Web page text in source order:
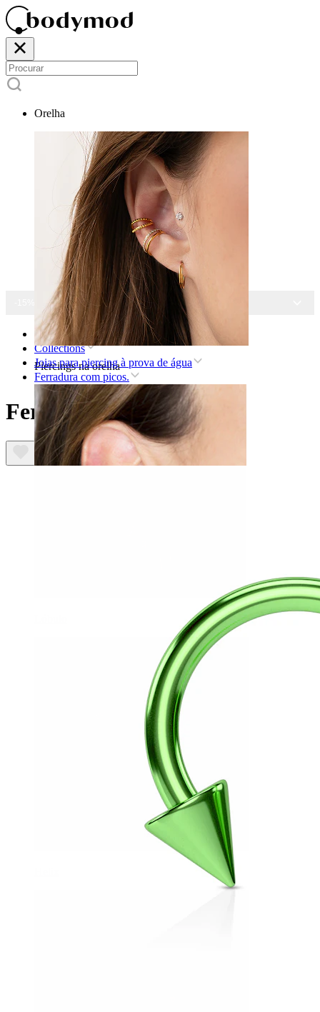
Orelha
Piercings na orelha
-15% EM TODAS AS JOIAS
Home
Collections
Joias para piercing à prova de água
Ferradura com picos.
Ferradura com picos.